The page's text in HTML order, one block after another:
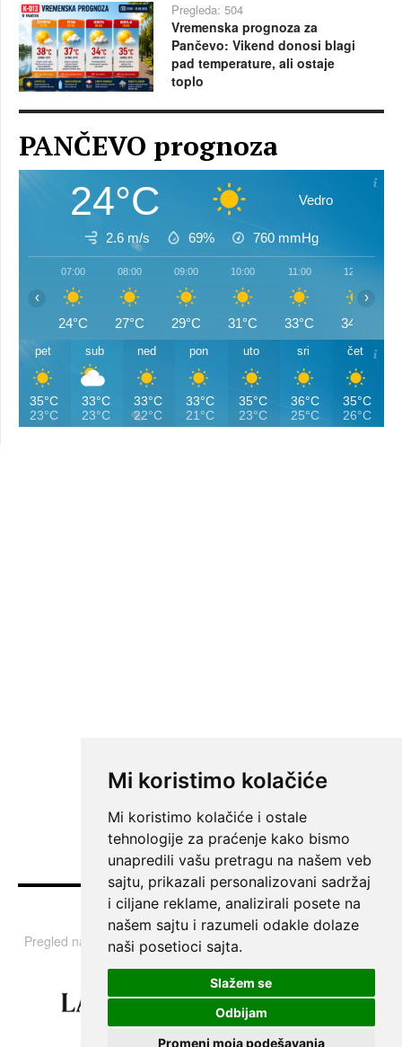
Mi koristimo kolačiće
Mi koristimo kolačiće i ostale
tehnologije za praćenje kako bismo
unapredili vašu pretragu na našem veb
sajtu, prikazali personalizovani sadržaj
i ciljane reklame, analizirali posete na
našem sajtu i razumeli odakle dolaze
naši posetioci sajta.
Slažem se
Odbijam
Promeni moja podešavanja
Pregleda: 504
Vremenska prognoza za
Pančevo: Vikend donosi blagi
pad temperature, ali ostaje
toplo
PANČEVO prognoza
24°C Vedro
2.6 m/s 69% 760 mmHg
07:00
24°C
08:00
27°C
09:00
29°C
10:00
31°C
11:00
33°C
12:00
34°C
‹ ›
pet
35°C
23°C
sub
33°C
23°C
ned
33°C
22°C
pon
33°C
21°C
uto
35°C
23°C
sri
36°C
25°C
čet
35°C
26°C
Vesti
Pregled najvažnijih informacija i tema iz Srbije, regiona i sveta.